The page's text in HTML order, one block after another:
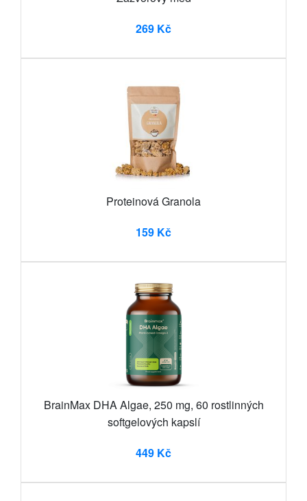
269 Kč
Proteinová Granola
159 Kč
BrainMax DHA Algae, 250 mg, 60 rostlinných
softgelových kapslí
449 Kč